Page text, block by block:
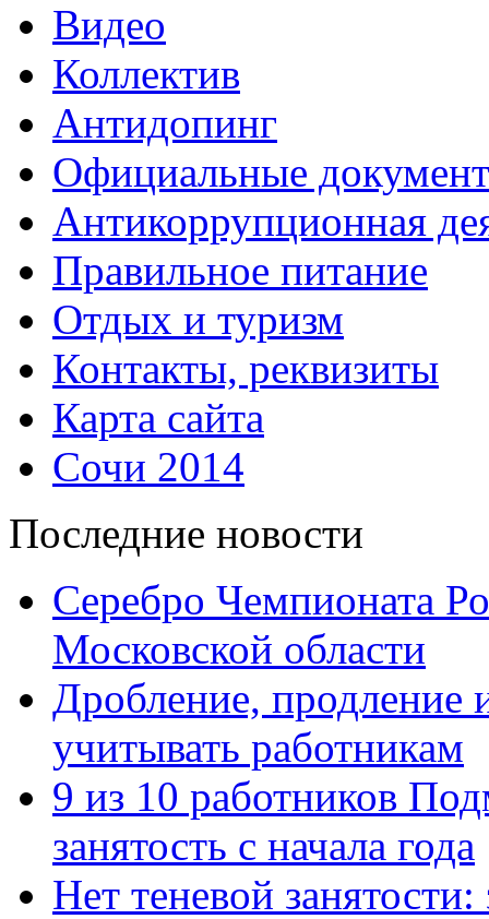
Видео
Коллектив
Антидопинг
Официальные
Антикоррупционная
Правильное питание
Отдых и туризм
Контакты, реквизиты
Карта сайта
Сочи 2014
Последние новости
Серебро Чемпионата
Московской области
Дробление, продление
учитывать работникам
9 из 10 работников
занятость с начала года
Нет теневой